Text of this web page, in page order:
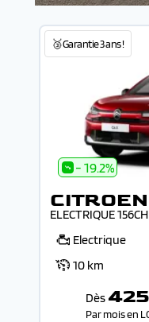
🥉Garantie 3 ans !
- 19.2%
ELECTRIQUE
Electrique
10 km
Dès
Par mois en